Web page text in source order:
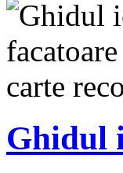
Ghidul